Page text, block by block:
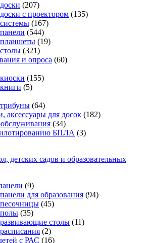
(207)
с проектором (135)
(167)
(544)
(19)
(321)
и опроса (60)
(155)
(5)
(64)
аксессуары для досок (182)
(34)
БПЛА (3)
детских садов и образовательных
(9)
для образования (94)
(45)
(35)
столы (11)
(2)
с РАС (16)